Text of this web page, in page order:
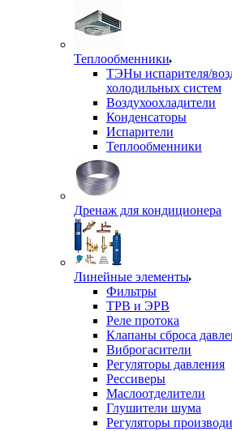
Теплообменники
ТЭНы испарителя/
холодильных систем
Воздухоохладители
Конденсаторы
Испарители
Теплообменники
Дренаж для кондиционера
Линейные элементы
Фильтры
ТРВ и ЭРВ
Реле протока
Клапаны сброса
Виброгасители
Регуляторы давления
Рессиверы
Маслоотделители
Глушители шума
Регуляторы